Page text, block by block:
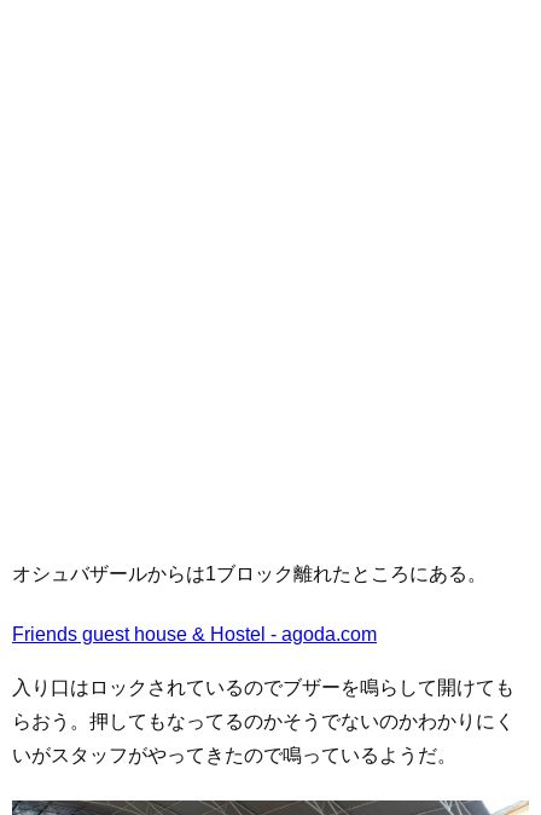
オシュバザールからは1ブロック離れたところにある。
Friends guest house & Hostel - agoda.com
入り口はロックされているのでブザーを鳴らして開けても
らおう。押してもなってるのかそうでないのかわかりにく
いがスタッフがやってきたので鳴っているようだ。